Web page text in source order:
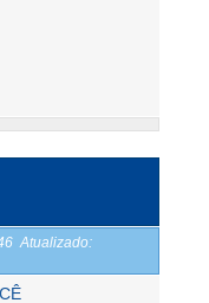
Atualizado: